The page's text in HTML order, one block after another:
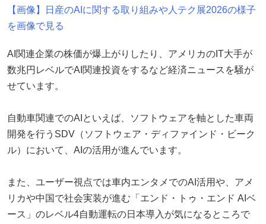
【画像】日産のAIに関する取り組みや人テク展2026の様子
を画像で見る
AI関連企業の株価が爆上がりしたり、アメリカのIT大手が
数兆円レベルでAI関連投資をするなど経済ニュースを騒が
せています。
自動車関連でのAIといえば、ソフトウェアを軸とした車両
開発を行うSDV（ソフトウェア・ディファインド・ビーク
ル）において、AIの活用が進んでいます。
また、ユーザー視点では車内エンタメでのAI活用や、アメ
リカや中国で社会実装が進む「エンド・トゥ・エンド AIベ
ース」のレベル4自動運転の日本導入が気になるところで